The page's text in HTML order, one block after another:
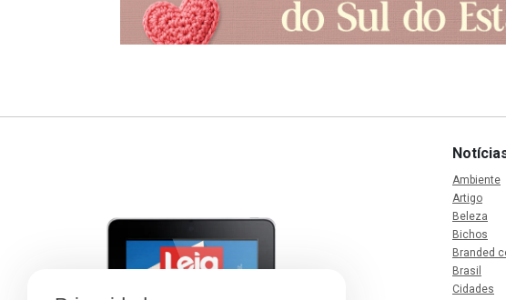
Ambiente
Artigo
Beleza
Bichos
Branded
Brasil
Cidades